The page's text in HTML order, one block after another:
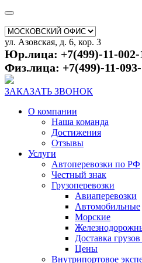
ул. Азовская, д. 6, кор. 3
Юр.лица: +7(499)-11-002-
Физ.лица: +7(499)-11-
ЗАКАЗАТЬ ЗВОНОК
О компании
Наша команда
Достижения
Отзывы
Услуги
Автоперевозки по РФ
Честный знак
Грузоперевозки
Авиаперевозки
Автомобильные
Морские
Доставка
Цены
Внутрипортовое